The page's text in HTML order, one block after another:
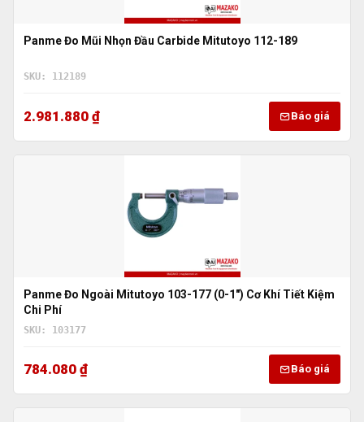
Panme Đo Mũi Nhọn Đầu Carbide Mitutoyo 112-189
SKU: 112189
2.981.880 ₫ Báo giá
Panme Đo Ngoài Mitutoyo 103-177 (0-1″) Cơ Khí Tiết Kiệm
Chi Phí
SKU: 103177
784.080 ₫ Báo giá